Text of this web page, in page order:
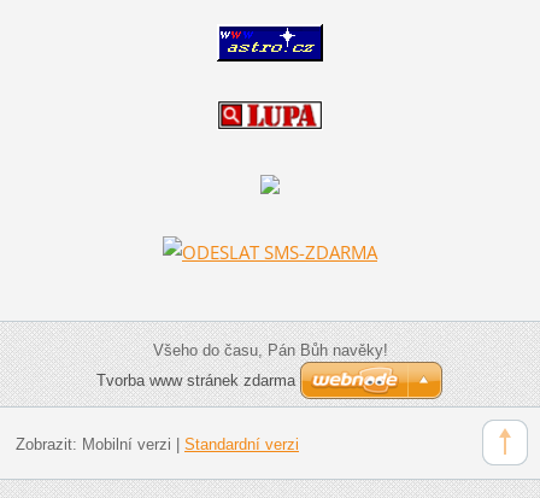
Všeho do času, Pán Bůh navěky!
Tvorba www stránek zdarma
Zobrazit: Mobilní verzi Standardní verzi